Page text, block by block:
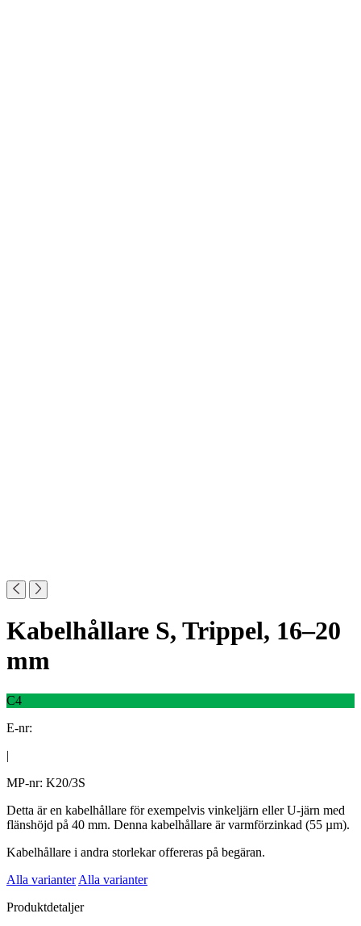
Kabelhållare S, Trippel, 16–20
mm
C4
E-nr:
|
MP-nr: K20/3S
Detta är en kabelhållare för exempelvis vinkeljärn eller U-järn med
flänshöjd på 40 mm. Denna kabelhållare är varmförzinkad (55 µm).
Kabelhållare i andra storlekar offereras på begäran.
Alla varianter Alla varianter
Produktdetaljer